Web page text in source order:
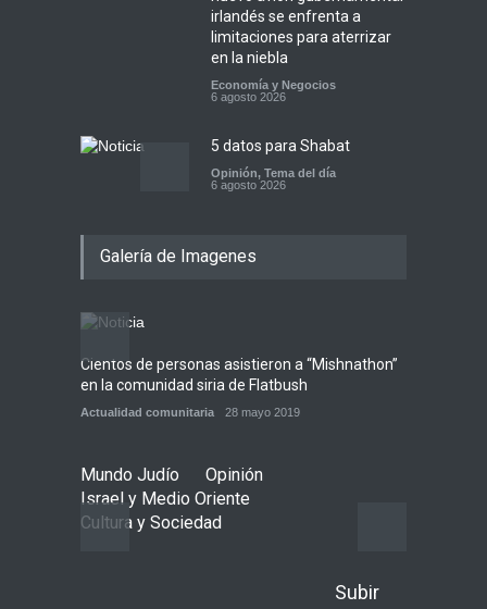
irlandés se enfrenta a
limitaciones para aterrizar
en la niebla
Economía y Negocios
6 agosto 2026
5 datos para Shabat
Opinión, Tema del día
6 agosto 2026
enterrados de nuevo en
Alerta sanitaria: Se registra
la primera muerte por el
virus del Nilo Occidental en
Galería de Imagenes
Cientos de personas asistieron a “Mishnathon”
en la comunidad siria de Flatbush
Actualidad comunitaria 28 mayo 2019
Mundo Judío
Opinión
Israel y Medio Oriente
Cultura y Sociedad
Subir